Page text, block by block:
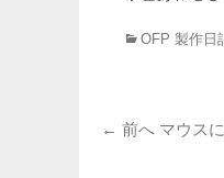
カ
ー
OFP 製作日
投
← 前へ 前
マウス